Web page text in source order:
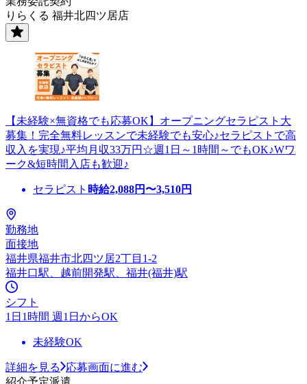
りらくる 福井北四ツ居店
【未経験×無資格でも応募OK】オープニングセラピスト大
募集！完全無料レッスンで未経験でも安心♪セラピストで高
収入を実現♪平均月収33万円☆週1日～1時間～でもOK♪Wワ
ーク&短時間入店も歓迎♪
セラピスト 時給2,088円〜3,510円
勤務地
面接地
福井県福井市北四ツ居2丁目1-2
福井口駅、越前開発駅、福井(福井)駅
シフト
1日1時間 週1日からOK
未経験OK
詳細を見る
応募画面に進む
紹介予定派遣